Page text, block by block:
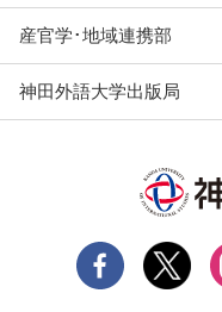
産官学･地域連携部
神田外語大学出版局